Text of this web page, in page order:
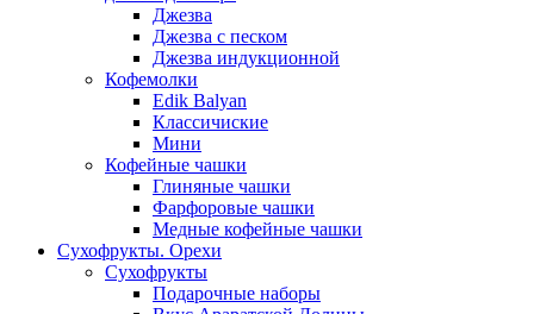
Джезва
Джезва с песком
Джезва индукционной
Кофемолки
Edik Balyan
Классичиские
Мини
Кофейные чашки
Глиняные чашки
Фарфоровые чашки
Медные кофейные чашки
Сухофрукты. Орехи
Сухофрукты
Подарочные наборы